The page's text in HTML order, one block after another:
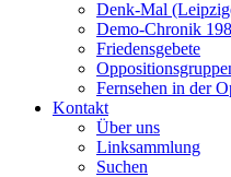
Denk-Mal
Demo-Chronik
Friedensgebete
Fernsehen in der
Kontakt
Über uns
Linksammlung
Suchen